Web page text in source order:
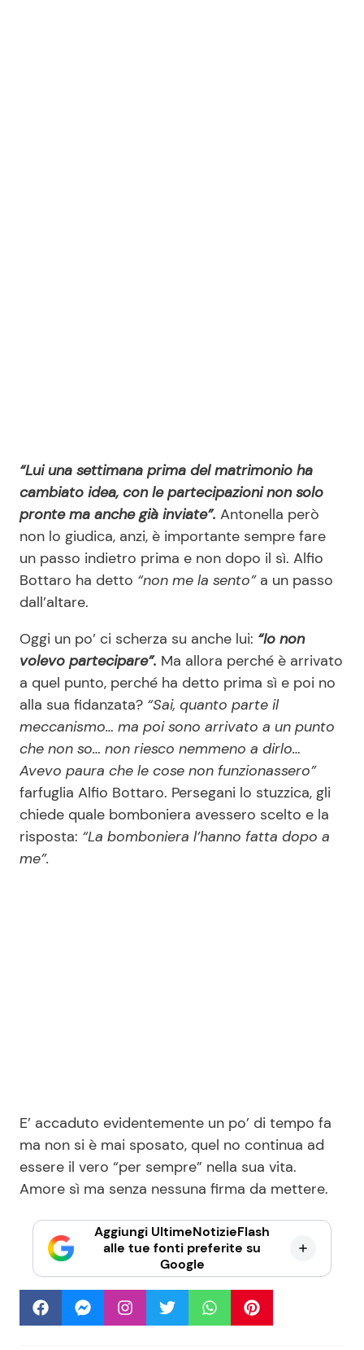
“Lui una settimana prima del matrimonio ha
cambiato idea, con le partecipazioni non solo
pronte ma anche già inviate”. Antonella però
non lo giudica, anzi, è importante sempre fare
un passo indietro prima e non dopo il sì. Alfio
Bottaro ha detto “non me la sento”a un passo
dall’altare.
Oggi un po’ ci scherza su anche lui: “Io non
volevo partecipare”. Ma allora perché è arrivato
a quel punto, perché ha detto prima sì e poi no
alla sua fidanzata? “Sai, quanto parte il
meccanismo… ma poi sono arrivato a un punto
che non so… non riesco nemmeno a dirlo…
Avevo paura che le cose non funzionassero”
farfuglia Alfio Bottaro. Persegani lo stuzzica, gli
chiede quale bomboniera avessero scelto e la
risposta: “La bomboniera l’hanno fatta dopo a
me”.
E’ accaduto evidentemente un po’ di tempo fa
ma non si è mai sposato, quel no continua ad
essere il vero “per sempre” nella sua vita.
Amore sì ma senza nessuna firma da mettere.
Aggiungi UltimeNotizieFlash
alle tue fonti preferite su
Google